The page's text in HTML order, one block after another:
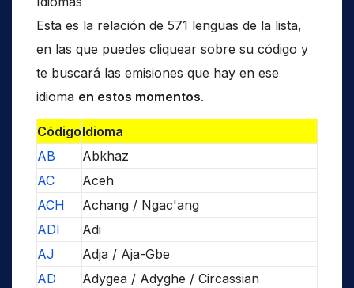
Esta es la relación de 571 lenguas de la lista,
en las que puedes cliquear sobre su código y
te buscará las emisiones que hay en ese
idioma en estos momentos.
CódigoIdioma
AB
Abkhaz
AC
Aceh
ACH
Achang / Ngac'ang
ADI
Adi
AJ
Adja / Aja-Gbe
AD
Adygea / Adyghe / Circassian